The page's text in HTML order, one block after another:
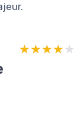
★★★★★
★★★★★